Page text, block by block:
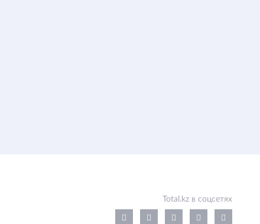
Total.kz в соцсетях